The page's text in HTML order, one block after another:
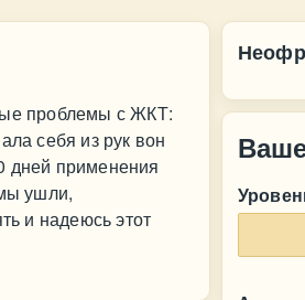
проблемы с ЖКТ:
себя из рук вон
дней применения
ушли,
и надеюсь этот